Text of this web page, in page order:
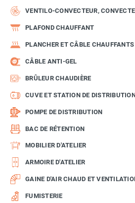
VENTILO-CONVECTEUR,
PLAFOND CHAUFFANT
PLANCHER ET CÂBLE CHAUFFANTS
CÂBLE ANTI-GEL
BRÛLEUR CHAUDIÈRE
CUVE ET STATION DE
POMPE DE DISTRIBUTION
BAC DE RÉTENTION
MOBILIER D'ATELIER
ARMOIRE D'ATELIER
GAINE D'AIR CHAUD ET
FUMISTERIE